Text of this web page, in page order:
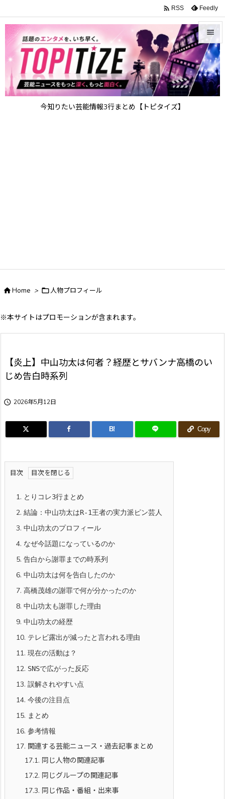
今知りたい芸能情報3行まとめ【トピタイズ】


メニュ

サイド
 RSS Feedly
Home > 人物プロフィール
※本サイトはプロモーションが含まれます。
【炎上】中山功太は何者？経歴とサバンナ高橋のい
じめ告白時系列
 2026年5月12日
B! Copy
目次
1. とりコレ3行まとめ
2. 結論：中山功太はR-1王者の実力派ピン芸人
3. 中山功太のプロフィール
4. なぜ今話題になっているのか
5. 告白から謝罪までの時系列
6. 中山功太は何を告白したのか
7. 高橋茂雄の謝罪で何が分かったのか
8. 中山功太も謝罪した理由
9. 中山功太の経歴
10. テレビ露出が減ったと言われる理由
11. 現在の活動は？
12. SNSで広がった反応
13. 誤解されやすい点
14. 今後の注目点
15. まとめ
16. 参考情報
17. 関連する芸能ニュース・過去記事まとめ
17.1. 同じ人物の関連記事
17.2. 同じグループの関連記事
17.3. 同じ作品・番組・出来事